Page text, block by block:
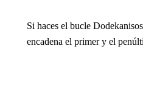
Si haces el bucle
encadena el primer y el